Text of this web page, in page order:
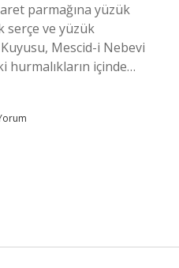
parmağına yüzük
serçe ve yüzük
Mescid-i Nebevi
hurmalıkların içinde…